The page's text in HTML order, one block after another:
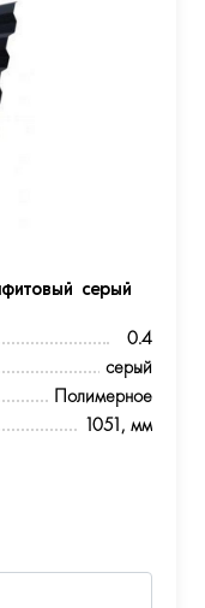
серый
0.4
серый
Полимерное
1051, мм